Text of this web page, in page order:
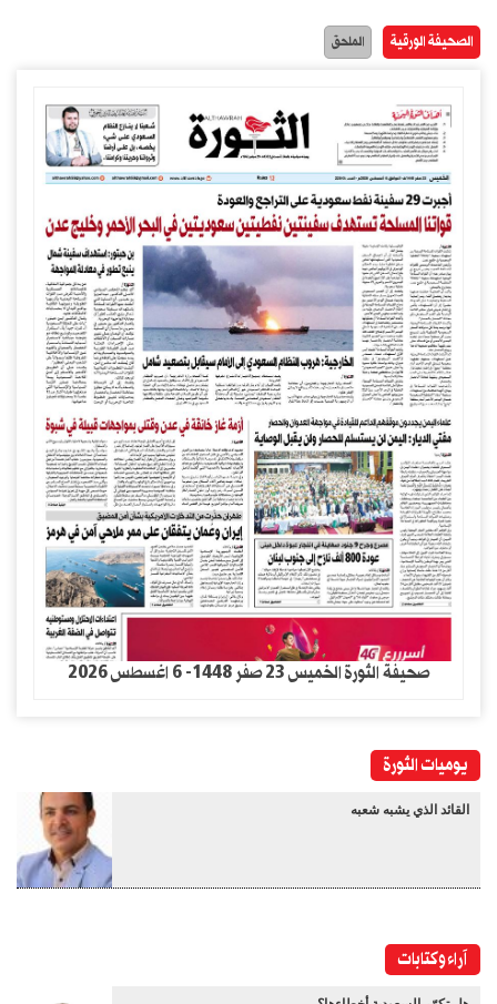
الصحيفة الورقية الملحق
صحيفة الثورة الخميس 23 صفر 1448- 6 اغسطس 2026
يوميات الثورة
القائد الذي يشبه شعبه
آراء وكتابات